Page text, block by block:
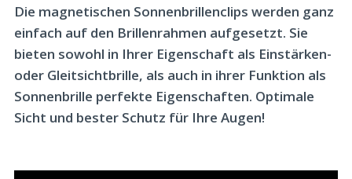
Die magnetischen Sonnenbrillenclips werden ganz
einfach auf den Brillenrahmen aufgesetzt. Sie
bieten sowohl in Ihrer Eigenschaft als Einstärken-
oder Gleitsichtbrille, als auch in ihrer Funktion als
Sonnenbrille perfekte Eigenschaften. Optimale
Sicht und bester Schutz für Ihre Augen!